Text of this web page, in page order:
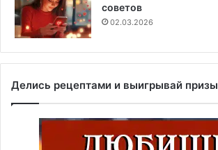
советов
02.03.2026
Делись рецептами и выигрывай призы